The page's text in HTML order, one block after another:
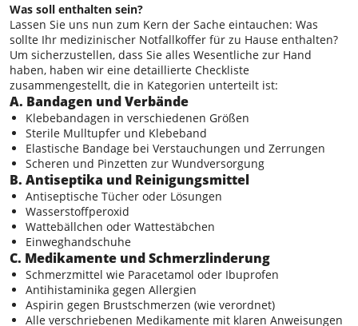
Was soll enthalten sein?
Lassen Sie uns nun zum Kern der Sache eintauchen: Was
sollte Ihr medizinischer Notfallkoffer für zu Hause enthalten?
Um sicherzustellen, dass Sie alles Wesentliche zur Hand
haben, haben wir eine detaillierte Checkliste
zusammengestellt, die in Kategorien unterteilt ist:
A. Bandagen und Verbände
Klebebandagen in verschiedenen Größen
Sterile Mulltupfer und Klebeband
Elastische Bandage bei Verstauchungen und Zerrungen
Scheren und Pinzetten zur Wundversorgung
B. Antiseptika und Reinigungsmittel
Antiseptische Tücher oder Lösungen
Wasserstoffperoxid
Wattebällchen oder Wattestäbchen
Einweghandschuhe
C. Medikamente und Schmerzlinderung
Schmerzmittel wie Paracetamol oder Ibuprofen
Antihistaminika gegen Allergien
Aspirin gegen Brustschmerzen (wie verordnet)
Alle verschriebenen Medikamente mit klaren Anweisungen